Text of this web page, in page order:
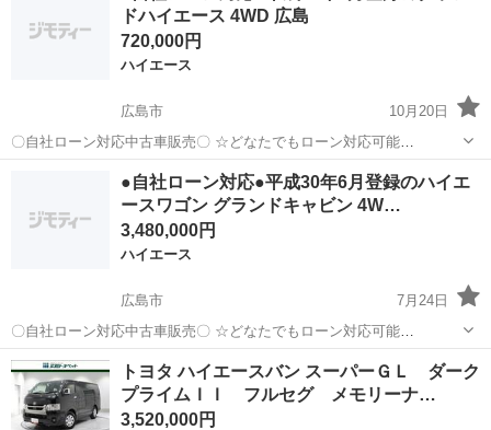
組めない方 ４、他社様で...
ドハイエース 4WD 広島
720,000円
ハイエース
広島市
10月20日
〇自社ローン対応中古車販売〇 ☆どなたでもローン対応可能
☆ １、勤続年数の短い方や自営業の方 ２、パートを
される主婦の方や派遣社員の方 ３、自己破産等をされた方やローンが
組めない方 ４、他社様で...
ハイエース 車両
●自社ローン対応●平成30年6月登録のハイエ
ースワゴン グランドキャビン 4W…
3,480,000円
ハイエース
広島市
7月24日
〇自社ローン対応中古車販売〇 ☆どなたでもローン対応可能
☆ １、勤続年数の短い方や自営業の方 ２、パートを
される主婦の方や派遣社員の方 ３、自己破産等をされた方やローンが
組めない方 ４、他社様で...
広島 広島市 ハイエース
トヨタ ハイエースバン スーパーＧＬ ダーク
プライムＩＩ フルセグ メモリーナ…
3,520,000円